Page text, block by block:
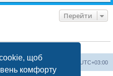
щоб
комфорту
Перейти
UTC+03:00
Команда